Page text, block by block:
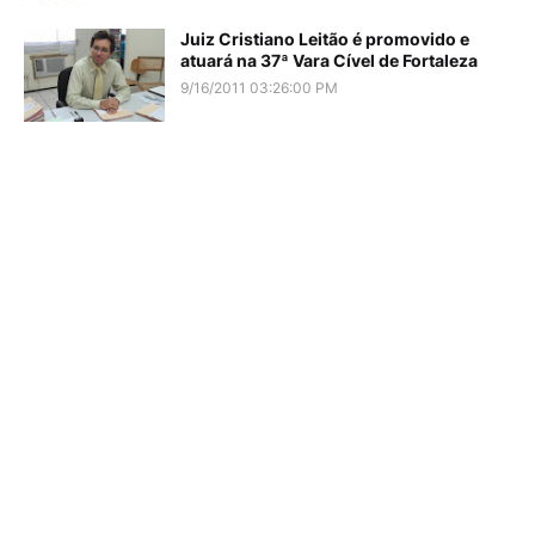
Juiz Cristiano Leitão é promovido e
atuará na 37ª Vara Cível de Fortaleza
9/16/2011 03:26:00 PM